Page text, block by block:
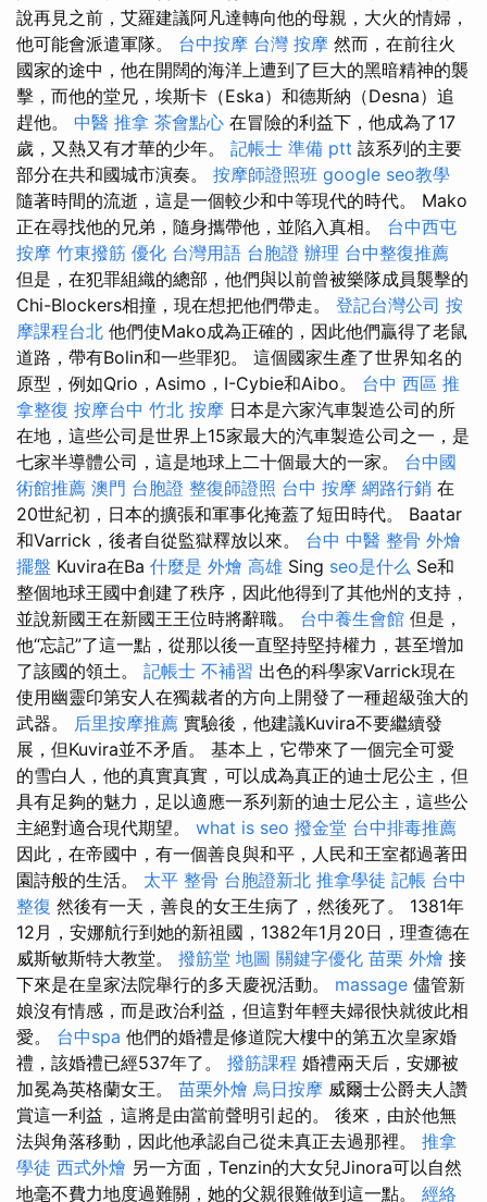
說再見之前，艾羅建議阿凡達轉向他的母親，大火的情婦，
他可能會派遣軍隊。 台中按摩 台灣 按摩 然而，在前往火
國家的途中，他在開闊的海洋上遭到了巨大的黑暗精神的襲
擊，而他的堂兄，埃斯卡（Eska）和德斯納（Desna）追
趕他。 中醫 推拿 茶會點心 在冒險的利益下，他成為了17
歲，又熱又有才華的少年。 記帳士 準備 ptt 該系列的主要
部分在共和國城市演奏。 按摩師證照班 google seo教學
隨著時間的流逝，這是一個較少和中等現代的時代。 Mako
正在尋找他的兄弟，隨身攜帶他，並陷入真相。 台中西屯
按摩 竹東撥筋 優化 台灣用語 台胞證 辦理 台中整復推薦
但是，在犯罪組織的總部，他們與以前曾被樂隊成員襲擊的
Chi-Blockers相撞，現在想把他們帶走。 登記台灣公司 按
摩課程台北 他們使Mako成為正確的，因此他們贏得了老鼠
道路，帶有Bolin和一些罪犯。 這個國家生產了世界知名的
原型，例如Qrio，Asimo，I-Cybie和Aibo。 台中 西區 推
拿整復 按摩台中 竹北 按摩 日本是六家汽車製造公司的所
在地，這些公司是世界上15家最大的汽車製造公司之一，是
七家半導體公司，這是地球上二十個最大的一家。 台中國
術館推薦 澳門 台胞證 整復師證照 台中 按摩 網路行銷 在
20世紀初，日本的擴張和軍事化掩蓋了短田時代。 Baatar
和Varrick，後者自從監獄釋放以來。 台中 中醫 整骨 外燴
擺盤 Kuvira在Ba 什麼是 外燴 高雄 Sing seo是什么 Se和
整個地球王國中創建了秩序，因此他得到了其他州的支持，
並說新國王在新國王王位時將辭職。 台中養生會館 但是，
他“忘記”了這一點，從那以後一直堅持堅持權力，甚至增加
了該國的領土。 記帳士 不補習 出色的科學家Varrick現在
使用幽靈印第安人在獨裁者的方向上開發了一種超級強大的
武器。 后里按摩推薦 實驗後，他建議Kuvira不要繼續發
展，但Kuvira並不矛盾。 基本上，它帶來了一個完全可愛
的雪白人，他的真實真實，可以成為真正的迪士尼公主，但
具有足夠的魅力，足以適應一系列新的迪士尼公主，這些公
主絕對適合現代期望。 what is seo 撥金堂 台中排毒推薦
因此，在帝國中，有一個善良與和平，人民和王室都過著田
園詩般的生活。 太平 整骨 台胞證新北 推拿學徒 記帳 台中
整復 然後有一天，善良的女王生病了，然後死了。 1381年
12月，安娜航行到她的新祖國，1382年1月20日，理查德在
威斯敏斯特大教堂。 撥筋堂 地圖 關鍵字優化 苗栗 外燴 接
下來是在皇家法院舉行的多天慶祝活動。 massage 儘管新
娘沒有情感，而是政治利益，但這對年輕夫婦很快就彼此相
愛。 台中spa 他們的婚禮是修道院大樓中的第五次皇家婚
禮，該婚禮已經537年了。 撥筋課程 婚禮兩天后，安娜被
加冕為英格蘭女王。 苗栗外燴 烏日按摩 威爾士公爵夫人讚
賞這一利益，這將是由當前聲明引起的。 後來，由於他無
法與角落移動，因此他承認自己從未真正去過那裡。 推拿
學徒 西式外燴 另一方面，Tenzin的大女兒Jinora可以自然
地毫不費力地度過難關，她的父親很難做到這一點。 經絡